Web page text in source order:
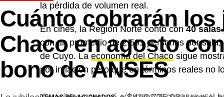
la pérdida de volumen real.
En cines, la Región Norte contó con40 salas
con un promedio de 2.591 personas por
de Cuyo. La economía del Chaco sigue
por inflación pero que en términos reales no
Cuánto cobrarán
Chaco en agosto
bono de ANSES